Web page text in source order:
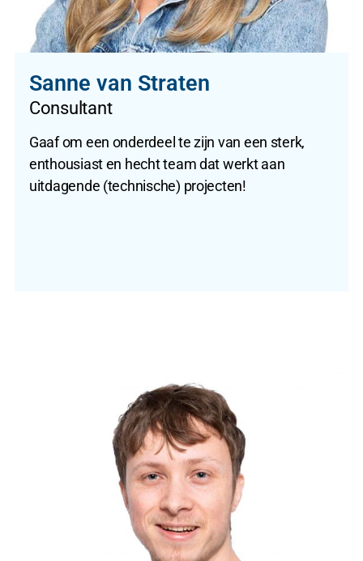
Sanne van Straten
Consultant
Gaaf om een onderdeel te zijn van een sterk,
enthousiast en hecht team dat werkt aan
uitdagende (technische) projecten!